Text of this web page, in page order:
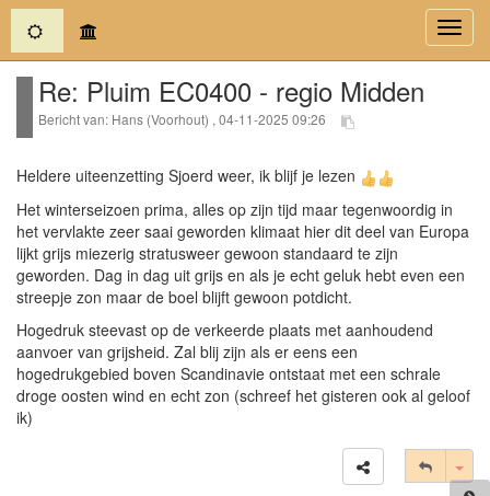
(current)
Re: Pluim EC0400 - regio Midden
Bericht van: Hans (Voorhout) , 04-11-2025 09:26
Heldere uiteenzetting Sjoerd weer, ik blijf je lezen
Het winterseizoen prima, alles op zijn tijd maar tegenwoordig in
het vervlakte zeer saai geworden klimaat hier dit deel van Europa
lijkt grijs miezerig stratusweer gewoon standaard te zijn
geworden. Dag in dag uit grijs en als je echt geluk hebt even een
streepje zon maar de boel blijft gewoon potdicht.
Hogedruk steevast op de verkeerde plaats met aanhoudend
aanvoer van grijsheid. Zal blij zijn als er eens een
hogedrukgebied boven Scandinavie ontstaat met een schrale
droge oosten wind en echt zon (schreef het gisteren ook al geloof
ik)